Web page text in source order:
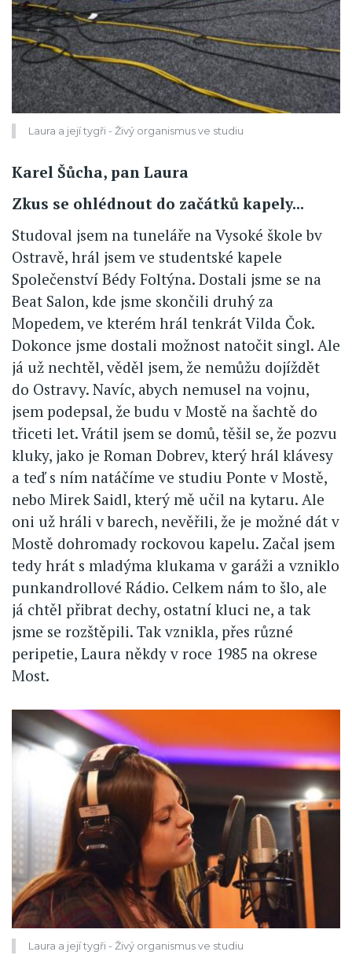
Laura a její tygři - Živý organismus ve studiu
Karel Šůcha, pan Laura
Zkus se ohlédnout do začátků kapely...
Studoval jsem na tuneláře na Vysoké škole bv
Ostravě, hrál jsem ve studentské kapele
Společenství Bédy Foltýna. Dostali jsme se na
Beat Salon, kde jsme skončili druhý za
Mopedem, ve kterém hrál tenkrát Vilda Čok.
Dokonce jsme dostali možnost natočit singl. Ale
já už nechtěl, věděl jsem, že nemůžu dojíždět
do Ostravy. Navíc, abych nemusel na vojnu,
jsem podepsal, že budu v Mostě na šachtě do
třiceti let. Vrátil jsem se domů, těšil se, že pozvu
kluky, jako je Roman Dobrev, který hrál klávesy
a teď s ním natáčíme ve studiu Ponte v Mostě,
nebo Mirek Saidl, který mě učil na kytaru. Ale
oni už hráli v barech, nevěřili, že je možné dát v
Mostě dohromady rockovou kapelu. Začal jsem
tedy hrát s mladýma klukama v garáži a vzniklo
punkandrollové Rádio. Celkem nám to šlo, ale
já chtěl přibrat dechy, ostatní kluci ne, a tak
jsme se rozštěpili. Tak vznikla, přes různé
peripetie, Laura někdy v roce 1985 na okrese
Most.
Laura a její tygři - Živý organismus ve studiu